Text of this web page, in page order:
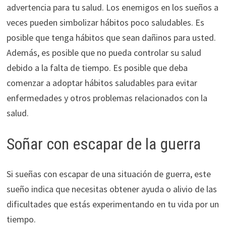
advertencia para tu salud. Los enemigos en los sueños a
veces pueden simbolizar hábitos poco saludables. Es
posible que tenga hábitos que sean dañinos para usted.
Además, es posible que no pueda controlar su salud
debido a la falta de tiempo. Es posible que deba
comenzar a adoptar hábitos saludables para evitar
enfermedades y otros problemas relacionados con la
salud.
Soñar con escapar de la guerra
Si sueñas con escapar de una situación de guerra, este
sueño indica que necesitas obtener ayuda o alivio de las
dificultades que estás experimentando en tu vida por un
tiempo.